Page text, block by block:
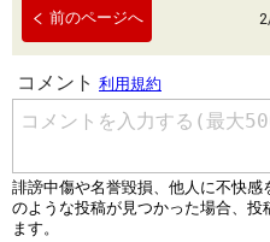
前のページへ 2